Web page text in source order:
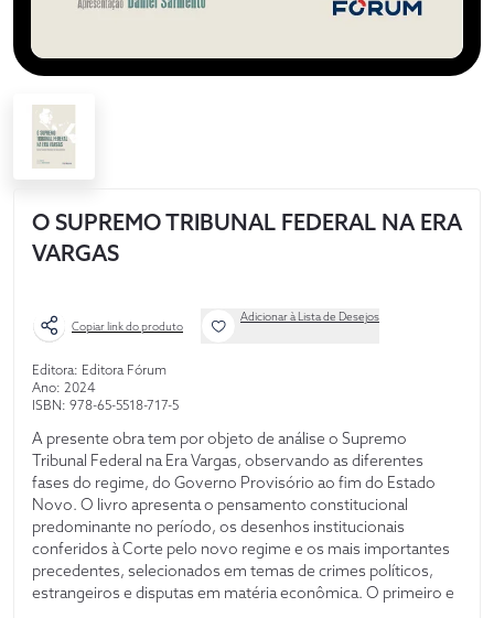
O SUPREMO TRIBUNAL FEDERAL NA ERA
VARGAS
Copiar link do produto
Adicionar à Lista de Desejos
Editora: Editora Fórum
Ano: 2024
ISBN: 978-65-5518-717-5
A presente obra tem por objeto de análise o Supremo
Tribunal Federal na Era Vargas, observando as diferentes
fases do regime, do Governo Provisório ao fim do Estado
Novo. O livro apresenta o pensamento constitucional
predominante no período, os desenhos institucionais
conferidos à Corte pelo novo regime e os mais importantes
precedentes, selecionados em temas de crimes políticos,
estrangeiros e disputas em matéria econômica. O primeiro e